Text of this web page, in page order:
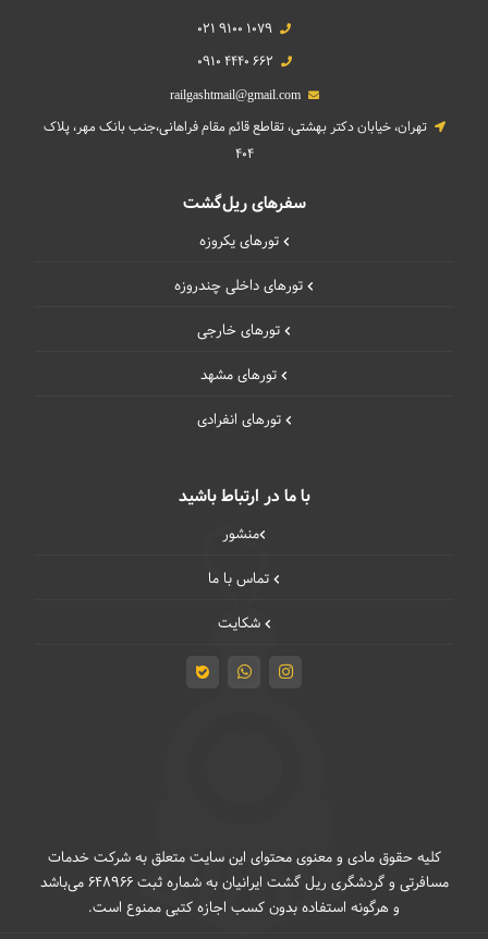
021 9100 1079
0910 4440 662
railgashtmail@gmail.com
تهران، خیابان دکتر بهشتی، تقاطع قائم مقام فراهانی،جنب بانک مهر، پلاک
404
سفرهای ریل‌گشت
تورهای یکروزه
تورهای داخلی چند‌روزه
تورهای خارجی
تورهای مشهد
تورهای انفرادی
با ما در ارتباط باشید
منشور
تماس با ما
شکایت
کلیه حقوق مادی و معنوی محتوای این سایت متعلق به شرکت خدمات
مسافرتی و گردشگری ریل گشت ایرانیان به شماره ثبت 648966 می‌باشد
و هرگونه استفاده بدون کسب اجازه کتبی ممنوع است.